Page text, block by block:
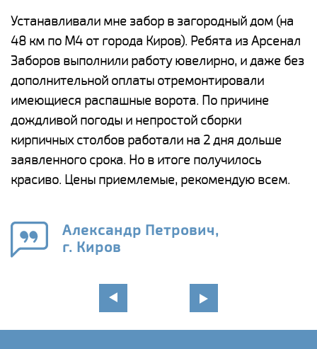
Устанавливали мне забор в загородный дом (на
48 км по М4 от города Киров). Ребята из Арсенал
Заборов выполнили работу ювелирно, и даже без
дополнительной оплаты отремонтировали
имеющиеся распашные ворота. По причине
дождливой погоды и непростой сборки
кирпичных столбов работали на 2 дня дольше
заявленного срока. Но в итоге получилось
красиво. Цены приемлемые, рекомендую всем.
Александр Петрович,
г. Киров